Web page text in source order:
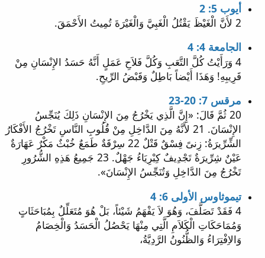
أيوب 5: 2
2 لأَنَّ الْغَيْظَ يَقْتُلُ الْغَبِيَّ وَالْغَيْرَةَ تُمِيتُ الأَحْمَقَ.
الجامعة 4: 4
4 وَرَأَيْتُ كُلَّ التَّعَبِ وَكُلَّ فَلاَحِ عَمَلٍ أَنَّهُ حَسَدُ الإِنْسَانِ مِنْ
قَرِيبِهِ! وَهَذَا أَيْضاً بَاطِلٌ وَقَبْضُ الرِّيحِ.
مرقس 7: 20-23
20 ثُمَّ قَالَ: «إِنَّ الَّذِي يَخْرُجُ مِنَ الإِنْسَانِ ذَلِكَ يُنَجِّسُ
الإِنْسَانَ. 21 لأَنَّهُ مِنَ الدَّاخِلِ مِنْ قُلُوبِ النَّاسِ تَخْرُجُ الأَفْكَارُ
الشِّرِّيرَةُ: زِنىً فِسْقٌ قَتْلٌ 22 سِرْقَةٌ طَمَعٌ خُبْثٌ مَكْرٌ عَهَارَةٌ
عَيْنٌ شِرِّيرَةٌ تَجْدِيفٌ كِبْرِيَاءُ جَهْلٌ. 23 جَمِيعُ هَذِهِ الشُّرُورِ
تَخْرُجُ مِنَ الدَّاخِلِ وَتُنَجِّسُ الإِنْسَانَ».
تيموثاوس الأولى 6: 4
4 فَقَدْ تَصَلَّفَ، وَهُوَ لاَ يَفْهَمُ شَيْئاً، بَلْ هُوَ مُتَعَلِّلٌ بِمُبَاحَثَاتٍ
وَمُمَاحَكَاتِ الْكَلاَمِ الَّتِي مِنْهَا يَحْصُلُ الْحَسَدُ وَالْخِصَامُ
وَالاِفْتِرَاءُ وَالظُّنُونُ الرَّدِيَّةُ،